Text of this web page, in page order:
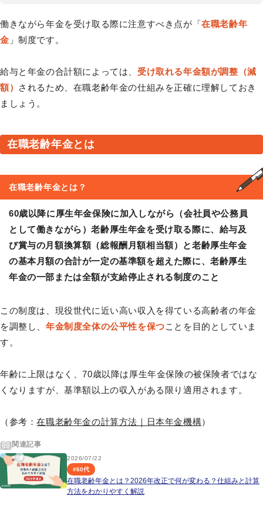
働きながら年金を受け取る際に注意すべき点が「在職老齢年
金 」制度です。
給与と年金の合計額によっては、 受け取れる年金額が調整（減
額）
されるため、在職老齢年金の仕組みを正確に理解しておき
ましょう。
在職老齢年金とは
在職老齢年金とは？
60歳以降に厚生年金保険に加入しながら（会社員や公務員
として働きながら）老齢厚生年金を受け取る際に、給与及
び賞与の月額換算額（総報酬月額相当額）と老齢厚生年金
の基本月額の合計が一定の基準額を超えた際に、老齢厚生
年金の一部または全額が支給停止される制度のこと
この制度は、現役世代に近い高い収入を得ている高齢者の年金
を調整し、 年金制度全体の公平性を保つことを目的としていま
す。
年齢に上限はなく、70歳以降は厚生年金保険の被保険者ではな
くなりますが、基準額以上の収入がある限り適用されます。
（参考：在職老齢年金の計算方法｜日本年金機構）
関連記事
2026/07/22
#60代
在職老齢年金とは？2026年改正で何が変わる？仕組みと計算
方法をわかりやすく解説